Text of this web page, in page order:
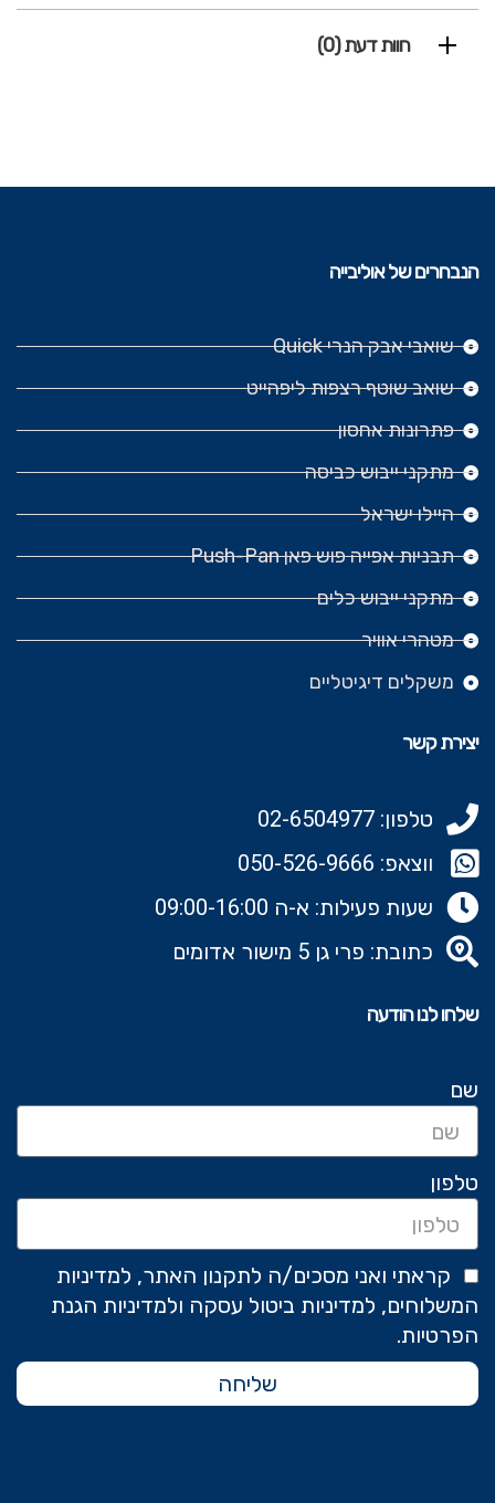
חוות דעת (0)
הנבחרים של אוליבייה
שואבי אבק הנרי Quick
שואב שוטף רצפות ליפהייט
פתרונות אחסון
מתקני ייבוש כביסה
היילו ישראל
תבניות אפייה פוש פאן Push-Pan
מתקני ייבוש כלים
מטהרי אוויר
משקלים דיגיטליים
יצירת קשר
טלפון: 02-6504977
ווצאפ: 050-526-9666‬
שעות פעילות: א-ה 09:00-16:00
כתובת: פרי גן 5 מישור אדומים
שלחו לנו הודעה
שם
טלפון
קראתי ואני מסכים/ה לתקנון האתר, למדיניות
המשלוחים, למדיניות ביטול עסקה ולמדיניות הגנת
הפרטיות.
שליחה